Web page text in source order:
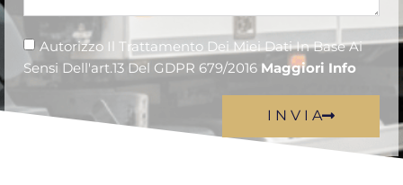
Autorizzo Il Trattamento Dei Miei Dati In Base Ai
Sensi Dell'art.13 Del GDPR 679/2016 Maggiori Info
I N V I A